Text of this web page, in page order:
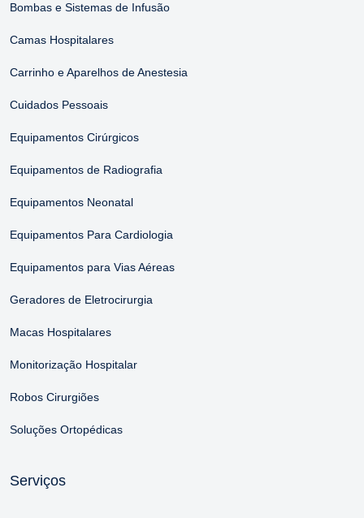
Bombas e Sistemas de Infusão
Camas Hospitalares
Carrinho e Aparelhos de Anestesia
Cuidados Pessoais
Equipamentos Cirúrgicos
Equipamentos de Radiografia
Equipamentos Neonatal
Equipamentos Para Cardiologia
Equipamentos para Vias Aéreas
Geradores de Eletrocirurgia
Macas Hospitalares
Monitorização Hospitalar
Robos Cirurgiões
Soluções Ortopédicas
Serviços